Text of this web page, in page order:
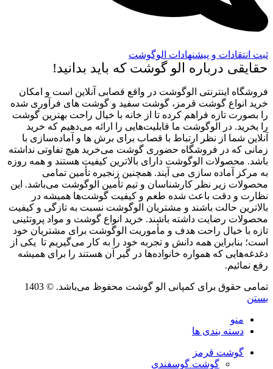
ثبت انتقادات و پیشنهادات الوگوشت
حقایقی درباره الو گوشت که باید بدانید!
فروشگاه اینترنتی الوگوشت در واقع قصابی آنلاین است و امکان
خرید انواع گوشت قرمز، گوشت سفید و گوشت های فرآوری شده
را بصورت تازه فراهم کرده تا از خانه با خیال راحت بهترین گوشت
را بخرید. در الوگوشت ما قابلیت‌هایی را ارائه می‌دهیم که خرید
آنلاین شما از نظر ارتباط با قصاب برای برش ها و آماده‌سازی با
زمانی که در فروشگاه حضوری گوشت می‌خرید هیچ تفاوتی نداشته
باشد. محصولات الوگوشت دارای بالاترین کیفیت هستند و همه روزه
به مرکز آماده سازی می آیند. همچنین زنجیره تأمین تمامی
محصولات زیر نظر کارشناسان و تیم تأمین الوگوشت می‌باشد. این
نظارت و دقت باعث شده طعم و کیفیت گوشت‌ها همیشه در
بالاترین حالت باشند و مشتریان الوگوشت نسبت به تازگی و کیفیت
محصولات رضایت داشته باشند. خرید انواع گوشت و مواد پروتئینی
تازه با خیال راحت هدف و مأموریت الوگوشت برای مشتریان خود
است؛ بنابراین همه دانش و تجربه خود را به کار می‌گیریم تا یکی از
دغدغه‌هایی که همواره خانواده‌ها در گیر آن هستند را برای همیشه
رفع نمائیم.
تمامی حقوق برای کمپانی الو گوشت محفوظ می‌باشد. © 1403
بستن
منو
دسته بندی ها
گوشت قرمز
گوشت گوسفندی